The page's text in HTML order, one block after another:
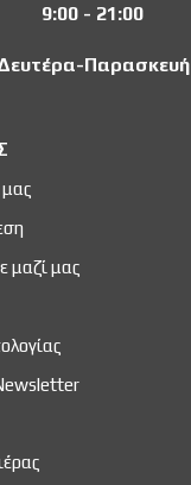
9:00 - 21:00
Παρασκευή
μαζί μας